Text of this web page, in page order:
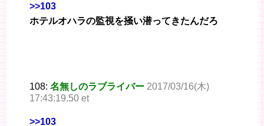
>>103
ホテルオハラの監視を掻い潜ってきたんだろ
108: 名無しのラブライバー 2017/03/16(木)
17:43:19.50 et
>>103